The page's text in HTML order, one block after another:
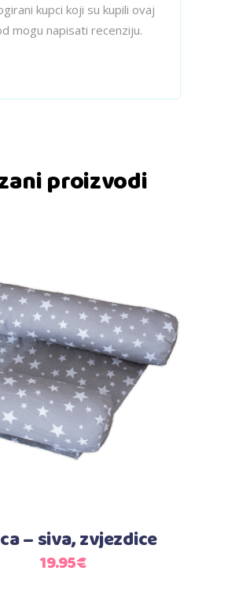
kupci koji su kupili ovaj
mogu napisati recenziju.
proizvodi
Dodaj u košaricu
– siva, zvjezdice
19.95€